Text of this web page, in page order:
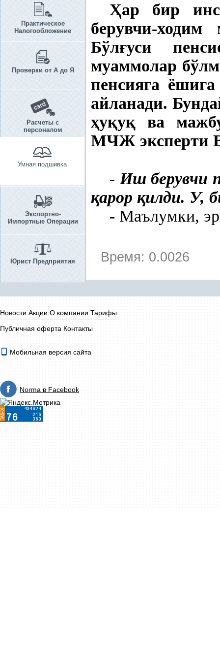
Практическое
Налогообложение
Проверки от А до Я
Расчеты с
персоналом
Умная подшивка
Экспортно-
Импортные Операции
Юрист Предприятия
Ҳар бир
берувчи-ходим
Бўлғуси
муаммолар
пенсияга
айланади.
ҳуқуқ ва
МЧЖ эксперти
- Иш берувчи
қарор қилди. У,
- Маълумки,
Время: 0.0026
Новости Акции О компании Тарифы
Публичная оферта Контакты
Мобильная версия сайта
Norma в Facebook